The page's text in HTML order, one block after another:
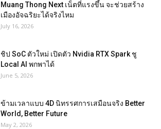
Muang Thong Next เน็ตที่แรงขึ้น จะช่วยสร้าง
เมืองอัจฉริยะได้จริงไหม
July 16, 2026
ชิป SoC ตัวใหม่ เปิดตัว Nvidia RTX Spark ชู
Local AI พกพาได้
June 5, 2026
ข้ามเวลาแบบ 4D นิทรรศการเสมือนจริง Better
World, Better Future
May 2, 2026